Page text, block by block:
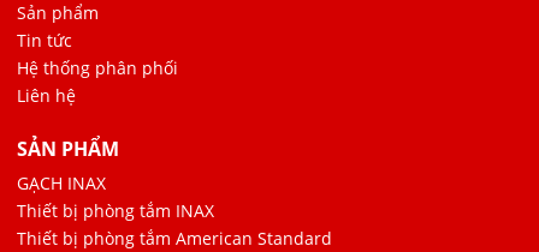
Sản phẩm
Tin tức
Hệ thống phân phối
Liên hệ
SẢN PHẨM
GẠCH INAX
Thiết bị phòng tắm INAX
Thiết bị phòng tắm American Standard